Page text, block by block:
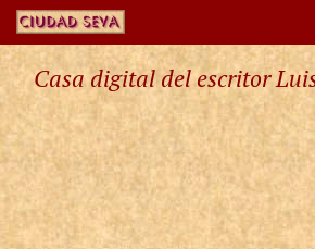
Casa digital del escritor